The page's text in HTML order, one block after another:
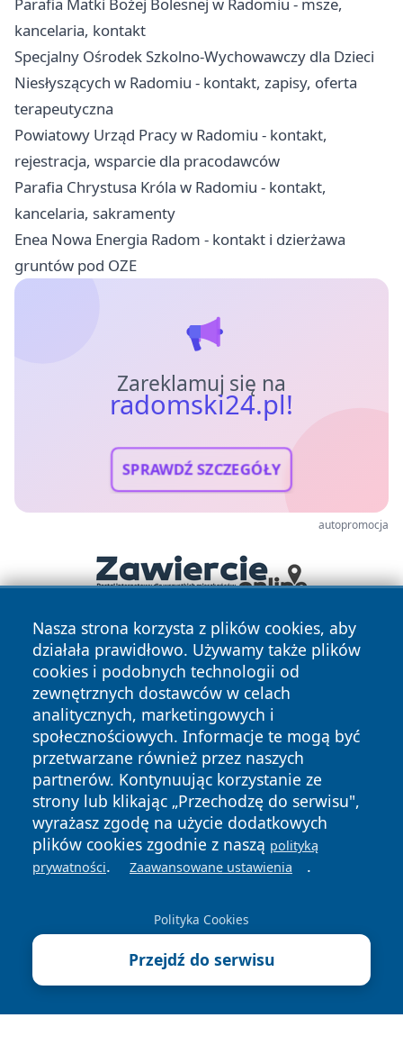
kancelaria, kontakt
Specjalny Ośrodek Szkolno-Wychowawczy dla Dzieci
Niesłyszących w Radomiu - kontakt, zapisy, oferta
terapeutyczna
Powiatowy Urząd Pracy w Radomiu - kontakt,
rejestracja, wsparcie dla pracodawców
Parafia Chrystusa Króla w Radomiu - kontakt,
kancelaria, sakramenty
Enea Nowa Energia Radom - kontakt i dzierżawa
gruntów pod OZE
Zareklamuj się na
radomski24.pl!
SPRAWDŹ SZCZEGÓŁY
autopromocja
Nasza strona korzysta z plików cookies, aby
działała prawidłowo. Używamy także plików
cookies i podobnych technologii od
zewnętrznych dostawców w celach
analitycznych, marketingowych i
społecznościowych. Informacje te mogą być
przetwarzane również przez naszych
partnerów. Kontynuując korzystanie ze
strony lub klikając „Przechodzę do serwisu",
wyrażasz zgodę na użycie dodatkowych
plików cookies zgodnie z naszą polityką
prywatności. Zaawansowane ustawienia .
Polityka Cookies
Przejdź do serwisu
Copyright © 2026 radomski24.pl Wszystkie prawa
zastrzeżone.
News Autorzy
Polityka
Prywatności
Polityka
Cookies